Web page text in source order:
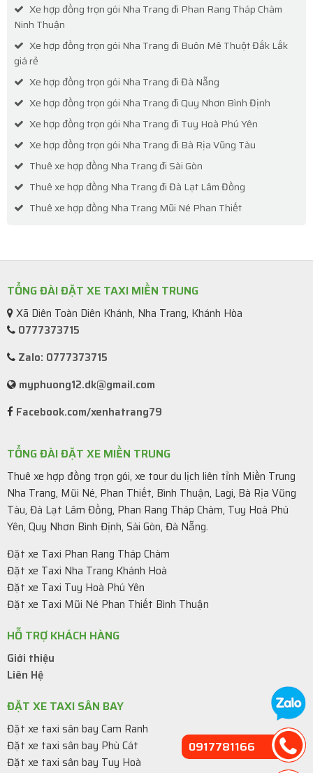
Xe hợp đồng trọn gói Nha Trang đi Phan Rang Tháp Chàm
Ninh Thuận
Xe hợp đồng trọn gói Nha Trang đi Buôn Mê Thuột Đắk Lắk
giá rẻ
Xe hợp đồng trọn gói Nha Trang đi Đà Nẵng
Xe hợp đồng trọn gói Nha Trang đi Quy Nhơn Bình Định
Xe hợp đồng trọn gói Nha Trang đi Tuy Hoà Phú Yên
Xe hợp đồng trọn gói Nha Trang đi Bà Rịa Vũng Tàu
Thuê xe hợp đồng Nha Trang đi Sài Gòn
Thuê xe hợp đồng Nha Trang đi Đà Lạt Lâm Đồng
Thuê xe hợp đồng Nha Trang Mũi Né Phan Thiết
TỔNG ĐÀI ĐẶT XE TAXI MIỀN TRUNG
Xã Diên Toàn Diên Khánh, Nha Trang, Khánh Hòa
0777373715
Zalo: 0777373715
myphuong12.dk@gmail.com
Facebook.com/xenhatrang79
TỔNG ĐÀI ĐẶT XE MIỀN TRUNG
Thuê xe hợp đồng trọn gói, xe tour du lịch liên tỉnh Miền Trung
Nha Trang, Mũi Né, Phan Thiết, Bình Thuận, Lagi, Bà Rịa Vũng
Tàu, Đà Lạt Lâm Đồng, Phan Rang Tháp Chàm, Tuy Hoà Phú
Yên, Quy Nhơn Bình Định, Sài Gòn, Đà Nẵng.
Đặt xe Taxi Phan Rang Tháp Chàm
Đặt xe Taxi Nha Trang Khánh Hoà
Đặt xe Taxi Tuy Hoà Phú Yên
Đặt xe Taxi Mũi Né Phan Thiết Bình Thuận
HỖ TRỢ KHÁCH HÀNG
Giới thiệu
Liên Hệ
ĐẶT XE TAXI SÂN BAY
Đặt xe taxi sân bay Cam Ranh
Đặt xe taxi sân bay Phù Cát
Đặt xe taxi sân bay Tuy Hoà
0917781166